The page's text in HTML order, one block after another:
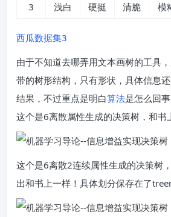
3
浅白 硬挺 清脆 模
西瓜数据集3
由于不知道去哪弄用文本画树的工具
带的树形结构，只有形状，具体信息
结果，不过重点是明白算法是怎么回事
这个是6离散属性生成的决策树，和书
这个是6离散2连续属性生成的决策树
出和书上一样！具体划分保存在了